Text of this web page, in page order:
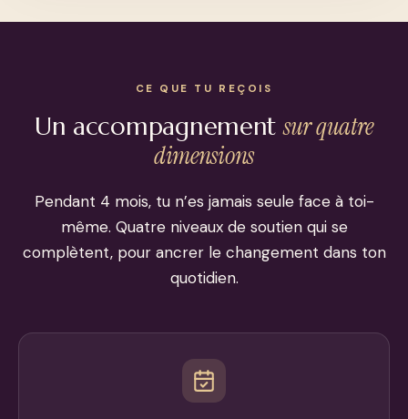
CE QUE TU REÇOIS
Un accompagnementsur quatre
dimensions
Pendant 4 mois, tu n’es jamais seule face à toi-
même. Quatre niveaux de soutien qui se
complètent, pour ancrer le changement dans ton
quotidien.